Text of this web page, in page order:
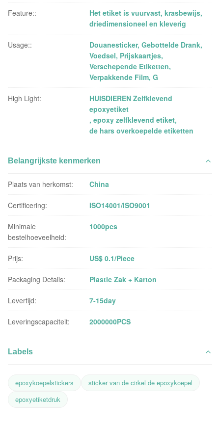
Feature::
Het etiket is vuurvast, krasbewijs,
driedimensioneel en kleverig
Usage::
Douanesticker, Gebottelde Drank,
Voedsel, Prijskaartjes,
Verschepende Etiketten,
Verpakkende Film, G
High Light:
HUISDIEREN Zelfklevend
epoxyetiket
,epoxy zelfklevend etiket,
de hars overkoepelde etiketten
Belangrijkste kenmerken
Plaats van herkomst: China
Certificering: ISO14001/ISO9001
Minimale
bestelhoeveelheid:
1000pcs
Prijs: US$ 0.1/Piece
Packaging Details: Plastic Zak + Karton
Levertijd: 7-15day
Leveringscapaciteit: 2000000PCS
Labels
epoxykoepelstickers
sticker van de cirkel de epoxykoepel
epoxyetiketdruk